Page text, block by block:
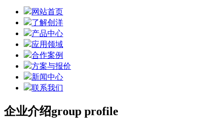
网站首页
了解创洋
产品中心
应用领域
合作案例
方案与报价
新闻中心
联系我们
企业介绍group profile